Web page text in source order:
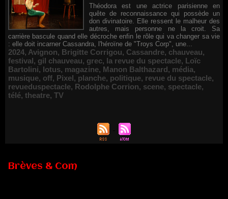
Théodora est une actrice parisienne en
quête de reconnaissance qui possède un
don divinatoire. Elle ressent le malheur des
autres, mais personne ne la croit. Sa
carrière bascule quand elle décroche enfin le rôle qui va changer sa vie
: elle doit incarner Cassandra, l'héroïne de "Troys Corp", une...
2024, Avignon, Brigitte Corrigou, Cassandre, chauveau,
festival, gil chauveau, grec, la revue du spectacle, Loïc
Bartolini, lotus, magazine, Manon Balthazard, média,
musique, off, Pixel, planche, politique, revue du spectacle,
revueduspectacle, Rodolphe Corrion, scene, spectacle,
télé, theatre, TV
Brèves & Com